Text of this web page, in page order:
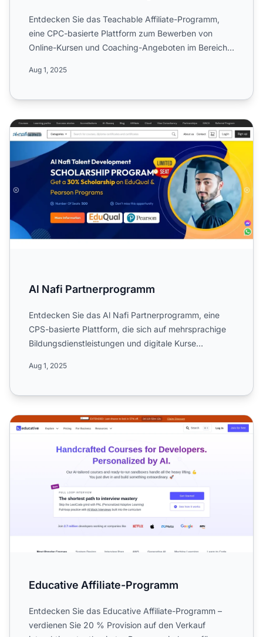
Entdecken Sie das Teachable Affiliate-Programm,
eine CPC-basierte Plattform zum Bewerben von
Online-Kursen und Coaching-Angeboten im Bereich
Aug 1, 2025
Al Nafi Partnerprogramm
Al Nafi Partnerprogramm
Entdecken Sie das Al Nafi Partnerprogramm, eine
CPS-basierte Plattform, die sich auf mehrsprachige
Bildungsdienstleistungen und digitale Kurse
Aug 1, 2025
Educative Affiliate-Programm
Educative Affiliate-Programm
Entdecken Sie das Educative Affiliate-Programm –
verdienen Sie 20 % Provision auf den Verkauf